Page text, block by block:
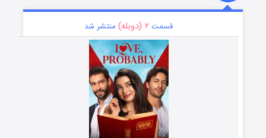
قسمت ۲ (دوبله) منتشر شد